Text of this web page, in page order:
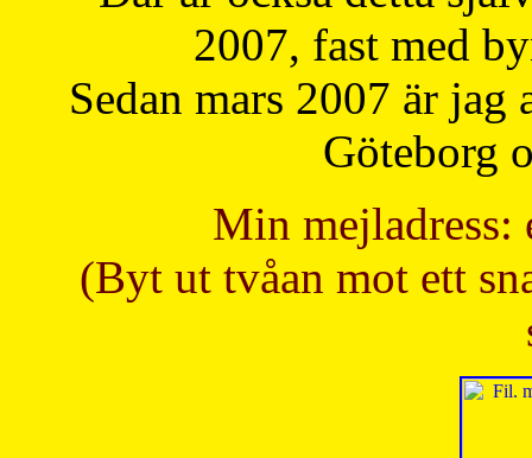
2007, fast med
Sedan mars 2007 är
Göteborg
Min mejladress:
(Byt ut tvåan mot ett